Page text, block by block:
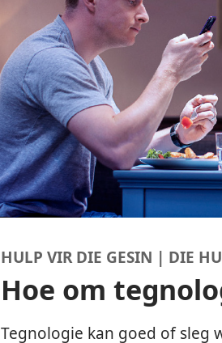
HULP VIR DIE GESIN | DIE
Hoe om
Tegnologie kan goed of sleg